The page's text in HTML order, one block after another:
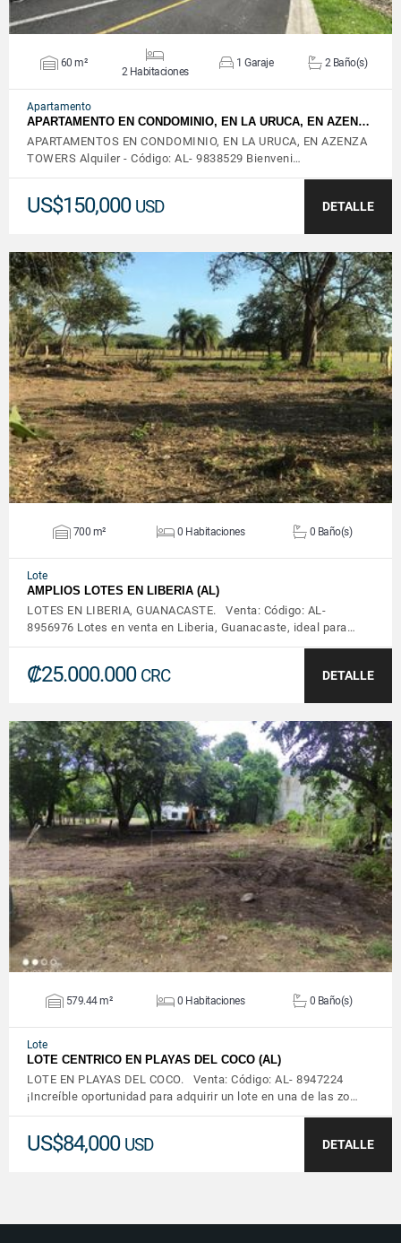
60 m²
2 Habitaciones
1 Garaje 2 Baño(s)
Apartamento
APARTAMENTO EN CONDOMINIO, EN LA URUCA, EN AZEN…
APARTAMENTOS EN CONDOMINIO, EN LA URUCA, EN AZENZA
TOWERS Alquiler - Código: AL- 9838529 Bienveni…
US$150,000 USD DETALLE
VER DETALLES
700 m² 0 Habitaciones 0 Baño(s)
Lote
AMPLIOS LOTES EN LIBERIA (AL)
LOTES EN LIBERIA, GUANACASTE. Venta: Código: AL-
8956976 Lotes en venta en Liberia, Guanacaste, ideal para…
₡25.000.000 CRC DETALLE
VER DETALLES
579.44 m² 0 Habitaciones 0 Baño(s)
Lote
LOTE CENTRICO EN PLAYAS DEL COCO (AL)
LOTE EN PLAYAS DEL COCO. Venta: Código: AL- 8947224
¡Increíble oportunidad para adquirir un lote en una de las zo…
US$84,000 USD DETALLE